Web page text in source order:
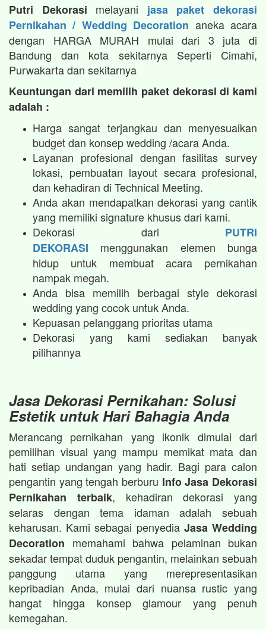
Putri Dekorasi melayani jasa paket dekorasi
Pernikahan / Wedding Decoration aneka acara
dengan HARGA MURAH mulai dari 3 juta di
Bandung dan kota sekitarnya Seperti Cimahi,
Purwakarta dan sekitarnya
Keuntungan dari memilih paket dekorasi di kami
adalah :
Harga sangat terjangkau dan menyesuaikan
budget dan konsep wedding /acara Anda.
Layanan profesional dengan fasilitas survey
lokasi, pembuatan layout secara profesional,
dan kehadiran di Technical Meeting.
Anda akan mendapatkan dekorasi yang cantik
yang memiliki signature khusus dari kami.
Dekorasi dari PUTRI
DEKORASI menggunakan elemen bunga
hidup untuk membuat acara pernikahan
nampak megah.​
Anda bisa memilih berbagai style dekorasi
wedding yang cocok untuk Anda.
Kepuasan pelanggang prioritas utama
Dekorasi yang kami sediakan banyak
pilihannya
Jasa Dekorasi Pernikahan: Solusi
Estetik untuk Hari Bahagia Anda
Merancang pernikahan yang ikonik dimulai dari
pemilihan visual yang mampu memikat mata dan
hati setiap undangan yang hadir. Bagi para calon
pengantin yang tengah berburu Info Jasa Dekorasi
Pernikahan terbaik, kehadiran dekorasi yang
selaras dengan tema idaman adalah sebuah
keharusan. Kami sebagai penyedia Jasa Wedding
Decoration memahami bahwa pelaminan bukan
sekadar tempat duduk pengantin, melainkan sebuah
panggung utama yang merepresentasikan
kepribadian Anda, mulai dari nuansa rustic yang
hangat hingga konsep glamour yang penuh
kemegahan.